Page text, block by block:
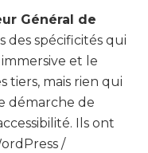
Général de
des spécificités qui
et le
tiers, mais rien qui
démarche de
Ils ont
/